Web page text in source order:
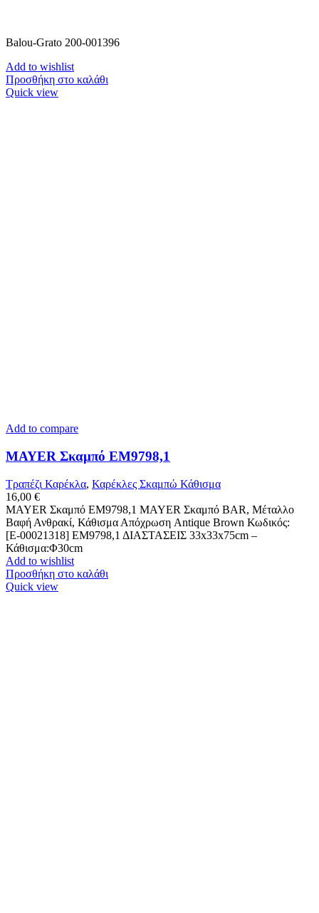
Balou-Grato 200-001396
Add to wishlist
Προσθήκη στο καλάθι
Quick view
Add to compare
MAYER Σκαμπό ΕΜ9798,1
Τραπέζι Καρέκλα, Καρέκλες Σκαμπώ Κάθισμα
16,00 €
MAYER Σκαμπό ΕΜ9798,1 MAYER Σκαμπό BAR, Μέταλλο
Βαφή Ανθρακί, Κάθισμα Απόχρωση Antique Brown Κωδικός:
[Ε-00021318] ΕΜ9798,1 ΔΙΑΣΤΑΣΕΙΣ 33x33x75cm –
Κάθισμα:Φ30cm
Add to wishlist
Προσθήκη στο καλάθι
Quick view